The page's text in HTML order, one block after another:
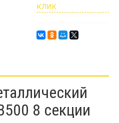
клик
8 секции